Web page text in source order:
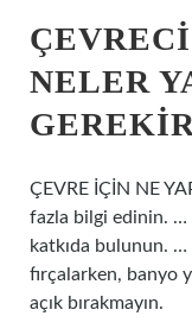
NELER
ÇEVRE İÇİN NE
fazla bilgi edinin. …
katkıda bulunun. …
fırçalarken, banyo
açık bırakmayın.